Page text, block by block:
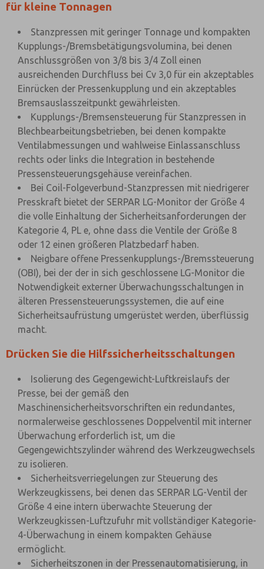
für kleine Tonnagen
Stanzpressen mit geringer Tonnage und kompakten
Kupplungs-/Bremsbetätigungsvolumina, bei denen
Anschlussgrößen von 3/8 bis 3/4 Zoll einen
ausreichenden Durchfluss bei Cv 3,0 für ein akzeptables
Einrücken der Pressenkupplung und ein akzeptables
Bremsauslasszeitpunkt gewährleisten.
Kupplungs-/Bremsensteuerung für Stanzpressen in
Blechbearbeitungsbetrieben, bei denen kompakte
Ventilabmessungen und wahlweise Einlassanschluss
rechts oder links die Integration in bestehende
Pressensteuerungsgehäuse vereinfachen.
Bei Coil-Folgeverbund-Stanzpressen mit niedrigerer
Presskraft bietet der SERPAR LG-Monitor der Größe 4
die volle Einhaltung der Sicherheitsanforderungen der
Kategorie 4, PL e, ohne dass die Ventile der Größe 8
oder 12 einen größeren Platzbedarf haben.
Neigbare offene Pressenkupplungs-/Bremssteuerung
(OBI), bei der der in sich geschlossene LG-Monitor die
Notwendigkeit externer Überwachungsschaltungen in
älteren Pressensteuerungssystemen, die auf eine
Sicherheitsaufrüstung umgerüstet werden, überflüssig
macht.
Drücken Sie die Hilfssicherheitsschaltungen
Isolierung des Gegengewicht-Luftkreislaufs der
Presse, bei der gemäß den
Maschinensicherheitsvorschriften ein redundantes,
normalerweise geschlossenes Doppelventil mit interner
Überwachung erforderlich ist, um die
Gegengewichtszylinder während des Werkzeugwechsels
zu isolieren.
Sicherheitsverriegelungen zur Steuerung des
Werkzeugkissens, bei denen das SERPAR LG-Ventil der
Größe 4 eine intern überwachte Steuerung der
Werkzeugkissen-Luftzufuhr mit vollständiger Kategorie-
4-Überwachung in einem kompakten Gehäuse
ermöglicht.
Sicherheitszonen in der Pressenautomatisierung, in